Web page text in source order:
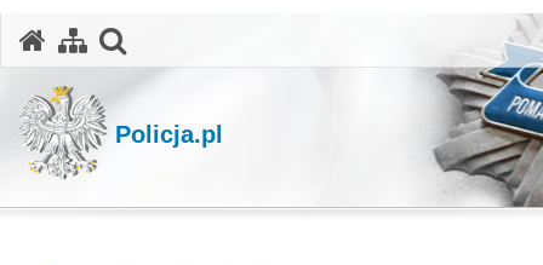
Policja.pl